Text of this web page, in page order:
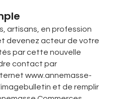
artisans, en profession
devenez acteur de votre
par cette nouvelle
contact par
www.annemasse-
et de remplir